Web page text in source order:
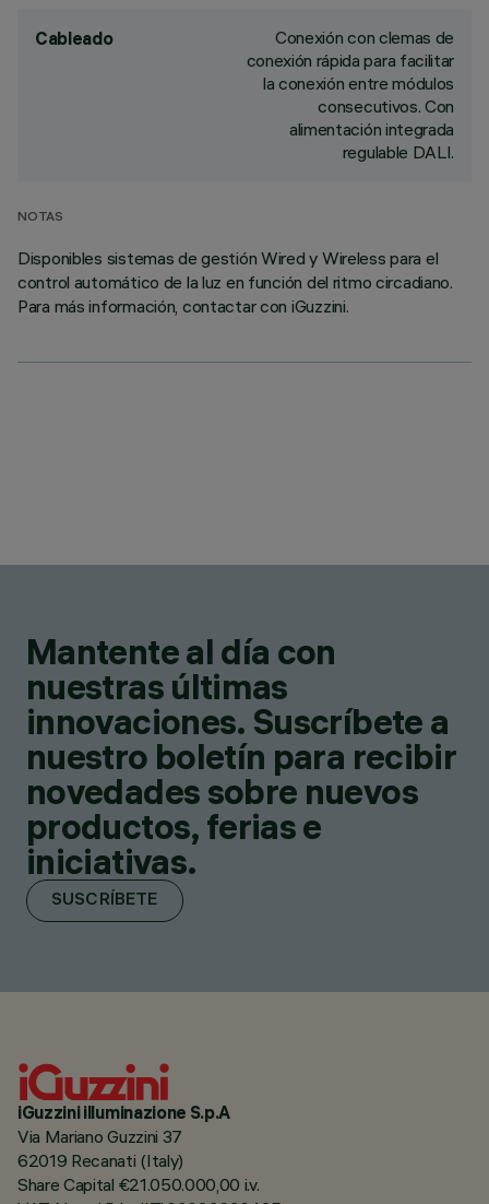
Cableado
Conexión con clemas de
conexión rápida para facilitar
la conexión entre módulos
consecutivos. Con
alimentación integrada
regulable DALI.
NOTAS
Disponibles sistemas de gestión Wired y Wireless para el
control automático de la luz en función del ritmo circadiano.
Para más información, contactar con iGuzzini.
Mantente al día con
nuestras últimas
innovaciones. Suscríbete a
nuestro boletín para recibir
novedades sobre nuevos
productos, ferias e
iniciativas.
SUSCRÍBETE
iGuzzini illuminazione S.p.A
Via Mariano Guzzini 37
62019 Recanati (Italy)
Share Capital €21.050.000,00 i.v.